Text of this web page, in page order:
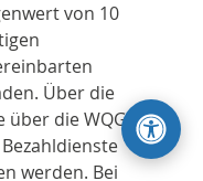
von 10
Über die
die WQG-
werden. Bei